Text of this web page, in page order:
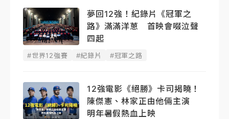
夢回12強！紀錄片《冠軍之
路》滿滿洋蔥 首映會啜泣聲
四起
#世界12強賽 #紀錄片 #冠軍之路
12強電影《絕勝》卡司揭曉！
陳傑憲、林家正由他倆主演
明年暑假熱血上映